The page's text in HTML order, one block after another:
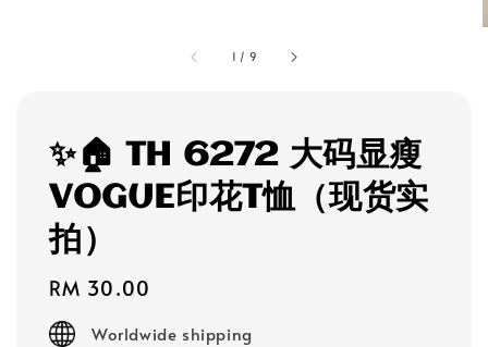
1 / 9
✨🏠 TH 6272 大码显瘦
VOGUE印花T恤（现货实
拍）
Regular
price
RM 30.00
Worldwide shipping